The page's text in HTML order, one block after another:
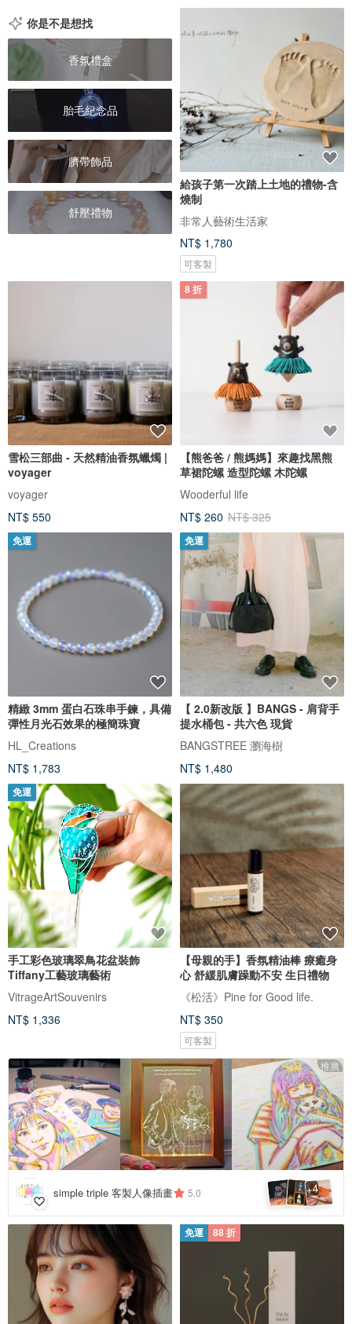
你是不是想找
香氛禮盒
胎毛紀念品
臍帶飾品
舒壓禮物
給孩子第一次踏上土地的禮物-含
燒制
非常人藝術生活家
NT$ 1,780
可客製
雪松三部曲 - 天然精油香氛蠟燭 |
voyager
voyager
NT$ 550
8 折
【熊爸爸 / 熊媽媽】來趣找黑熊
草裙陀螺 造型陀螺 木陀螺
Wooderful life
NT$ 260 NT$ 325
免運
精緻 3mm 蛋白石珠串手鍊，具備
彈性月光石效果的極簡珠寶
HL_Creations
NT$ 1,783
免運
【 2.0新改版 】BANGS - 肩背手
提水桶包 - 共六色 現貨
BANGSTREE 瀏海樹
NT$ 1,480
免運
手工彩色玻璃翠鳥花盆裝飾
Tiffany工藝玻璃藝術
VitrageArtSouvenirs
NT$ 1,336
【母親的手】香氛精油棒 療癒身
心 舒緩肌膚躁動不安 生日禮物
《松活》Pine for Good life.
NT$ 350
可客製
推廣
simple triple 客製人像插畫 5.0 +4
免運 88 折